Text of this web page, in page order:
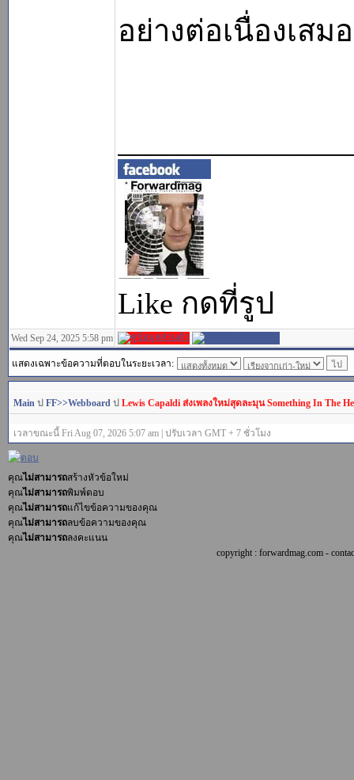
อย่างต่อเนื่องเสม
Like กดที่รูป
Wed Sep 24, 2025 5:58 pm
แสดงเฉพาะข้อความที่ตอบในระยะเวลา:
Main ป FF>>Webboard ป Lewis Capaldi ส่งเพลงใหม่สุดละมุน Something In The
เวลาขณะนี้ Fri Aug 07, 2026 5:07 am | ปรับเวลา GMT + 7 ชั่วโมง
คุณไม่สามารถสร้างหัวข้อใหม่
คุณไม่สามารถพิมพ์ตอบ
คุณไม่สามารถแก้ไขข้อความของคุณ
คุณไม่สามารถลบข้อความของคุณ
คุณไม่สามารถลงคะแนน
copyright : forwardmag.com -